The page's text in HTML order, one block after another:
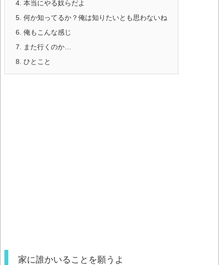
4. 本当にやる奴らだよ
5. 何か知ってるか？俺は知りたいとも思わないね
6. 俺もこんな感じ
7.
また行くのか…
8. ひとこと
家に誰かいることを願うよ